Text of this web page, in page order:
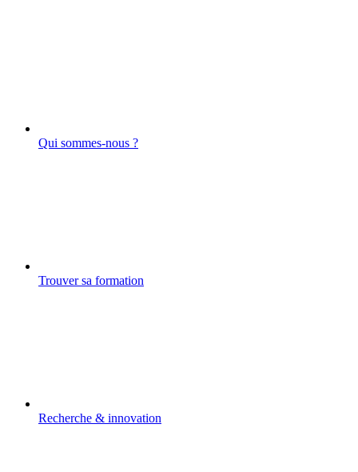
Qui sommes-nous ?
Trouver sa formation
Recherche & innovation